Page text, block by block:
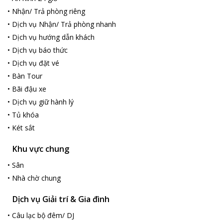
cho thuê xe đạp. Đây là lựa chọn tuyệt vời cho du khách thích sự
tĩnh lặng, thư giãn và đi dạo trên bãi biển.
• Nhận/ Trả phòng riêng
• Dịch vụ Nhận/ Trả phòng nhanh
• Dịch vụ hướng dẫn khách
• Dịch vụ báo thức
• Dịch vụ đặt vé
• Bàn Tour
• Bãi đậu xe
• Dịch vụ giữ hành lý
• Tủ khóa
• Két sắt
Khu vực chung
• Sân
• Nhà chờ chung
Dịch vụ Giải trí & Gia đình
• Câu lạc bộ đêm/ DJ